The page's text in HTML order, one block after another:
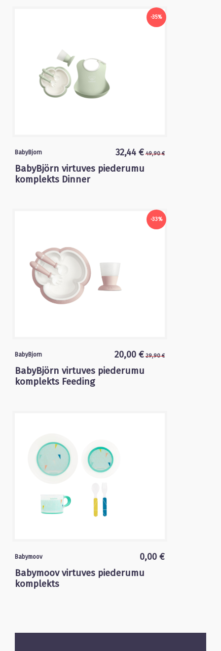
-35%
BabyBjorn 32,44 € 49,90 €
BabyBjörn virtuves piederumu
komplekts Dinner
-33%
BabyBjorn 20,00 € 29,90 €
BabyBjörn virtuves piederumu
komplekts Feeding
Babymoov 0,00 €
Babymoov virtuves piederumu
komplekts